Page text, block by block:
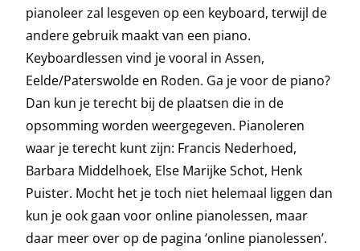
pianoleer zal lesgeven op een keyboard, terwijl de
andere gebruik maakt van een piano.
Keyboardlessen vind je vooral in Assen,
Eelde/Paterswolde en Roden. Ga je voor de piano?
Dan kun je terecht bij de plaatsen die in de
opsomming worden weergegeven. Pianoleren
waar je terecht kunt zijn: Francis Nederhoed,
Barbara Middelhoek, Else Marijke Schot, Henk
Puister. Mocht het je toch niet helemaal liggen dan
kun je ook gaan voor online pianolessen, maar
daar meer over op de pagina ‘online pianolessen’.